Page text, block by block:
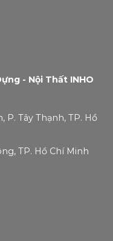
- Nội Thất INHO
Tây Thạnh, TP. Hồ
TP. Hồ Chí Minh